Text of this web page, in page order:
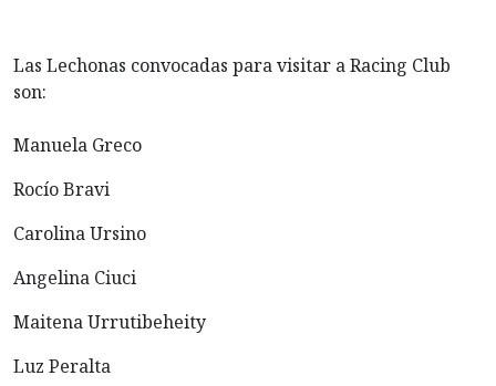
Las Lechonas convocadas para visitar a Racing Club
son:
Manuela Greco
Rocío Bravi
Carolina Ursino
Angelina Ciuci
Maitena Urrutibeheity
Luz Peralta